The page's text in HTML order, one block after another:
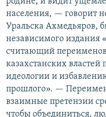
населения, — говорит
Уральска Ахмедьяров,
независимого издания
считающий
казахстанских
идеологии и
прошлого». —
взаимные претензии
чтобы объединиться,